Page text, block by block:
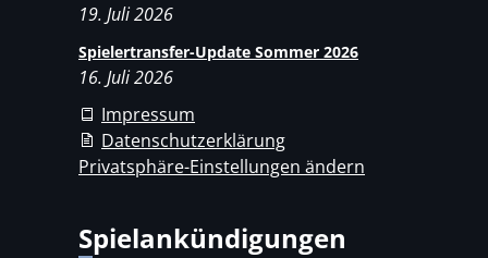
19. Juli 2026
Spielertransfer-Update Sommer 2026
16. Juli 2026
Impressum
Datenschutzerklärung
Privatsphäre-Einstellungen ändern
Spielankündigungen